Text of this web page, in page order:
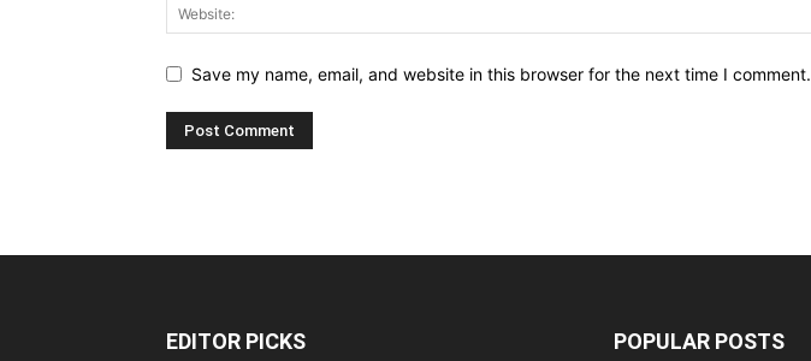
Save my name, email, and website in this browser for the next time I comment.
EDITOR PICKS POPULAR POSTS